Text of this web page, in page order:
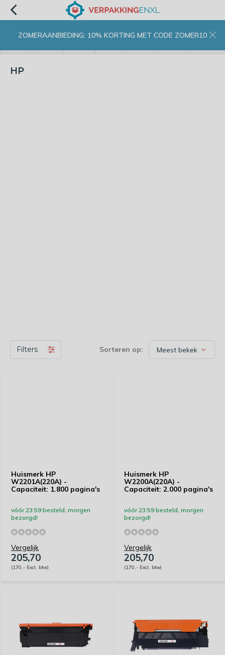
ZOMERAANBIEDING: 10% KORTING MET CODE ZOMER10
HP
Filters Sorteren op:
Huismerk HP
W2201A(220A) -
Capaciteit: 1.800 pagina's
vóór 23:59 besteld, morgen
bezorgd!
Vergelijk
205,70
(170,- Excl. btw)
Huismerk HP
W2200A(220A) -
Capaciteit: 2.000 pagina's
vóór 23:59 besteld, morgen
bezorgd!
Vergelijk
205,70
(170,- Excl. btw)